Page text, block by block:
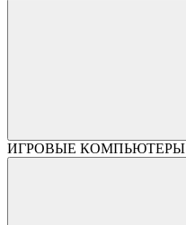
ИГРОВЫЕ КОМПЬЮТЕРЫ